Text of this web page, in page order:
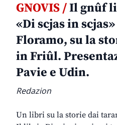
GNOVIS /Il gnûf
«Di scjas in
Floramo, su la
in Friûl.
Pavie e Udin.
Redazion
Un libri su la storie dai